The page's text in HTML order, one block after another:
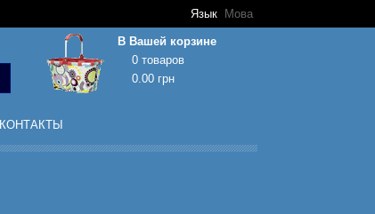
Язык Мова
В Вашей корзине
0 товаров
0.00 грн
Корзина покупок пуста!
КОНТАКТЫ